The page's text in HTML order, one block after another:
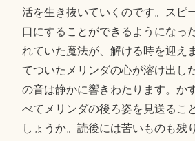
活を生き抜いていくのです。スピ
口にすることができるようになっ
れていた魔法が、解ける時を迎え
てついたメリンダの心が溶け出し
の音は静かに響きわたります。か
べてメリンダの後ろ姿を見送るこ
しょうか。読後には苦いものも残